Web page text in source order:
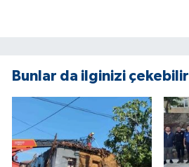
Bunlar da ilginizi çekebilir